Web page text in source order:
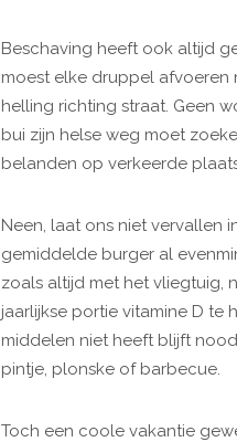
Beschaving heeft ook altijd
moest elke druppel afvoeren
helling richting straat. Geen
bui zijn helse weg moet
belanden op verkeerde
Neen, laat ons niet vervallen
gemiddelde burger al
zoals altijd met het vliegtuig,
jaarlijkse portie vitamine D te
middelen niet heeft blijft
pintje, plonske of barbecue.
Toch een coole vakantie